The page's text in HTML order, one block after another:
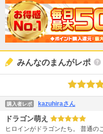
みんなのまんがレポ
購入者レポ kazuhiraさん
ドラゴン萌え
ヒロインがドラゴンたち。 普通の